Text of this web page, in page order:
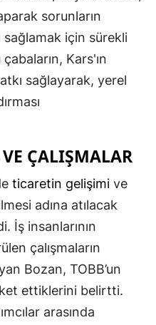
Niğde
Ordu
Rize
Siirt
Sinop
Tekirdağ
Tokat
Trabzon
sorunların
sağlamak için sürekli
Kars'ın
sağlayarak, yerel
ÇALIŞMALAR
ticaretin gelişimi ve
adına atılacak
İş insanlarının
çalışmaların
Bozan, TOBB’un
ettiklerini belirtti.
arasında